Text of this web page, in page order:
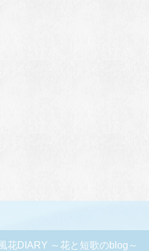
花DIARY ～花と短歌のblog～